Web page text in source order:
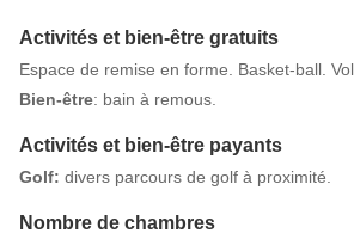
Activités et bien-être gratuits
Espace de remise en forme. Basket-ball.
Bien-être: bain à remous.
Activités et bien-être payants
Golf: divers parcours de golf à proximité.
Nombre de chambres